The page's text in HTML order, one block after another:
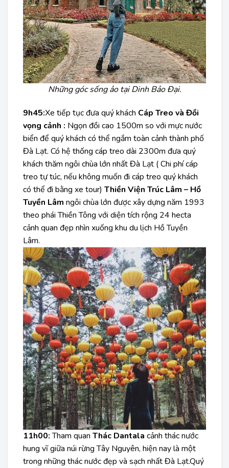
Những góc sống ảo tại Dinh Bảo Đại.
9h45:Xe tiếp tục đưa quý khách Cáp Treo và Đồi
vọng cảnh : Ngọn đồi cao 1500m so với mực nước
biển để quý khách có thể ngắm toàn cảnh thành phố
Đà Lạt. Có hệ thống cáp treo dài 2300m đưa quý
khách thăm ngôi chùa lớn nhất Đà Lạt ( Chi phí cáp
treo tự túc, nếu không muốn đi cáp treo quý khách
có thể đi bằng xe tour) Thiền Viện Trúc Lâm – Hồ
Tuyền Lâm ngôi chùa lớn được xây dựng năm 1993
theo phái Thiền Tông với diện tích rộng 24 hecta
cảnh quan đẹp nhìn xuống khu du lịch Hồ Tuyền
Lâm.
11h00:Tham quan Thác Dantala cảnh thác nước
hung vĩ giữa núi rừng Tây Nguyên, hiện nay là một
trong những thác nước đẹp và sạch nhất Đà Lạt.Quý